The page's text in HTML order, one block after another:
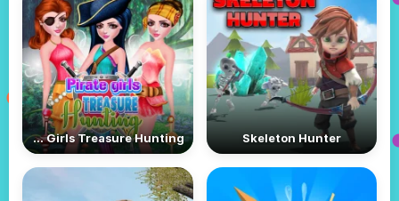
Skeleton Hunter
Pirate Girls Treasure Hunting